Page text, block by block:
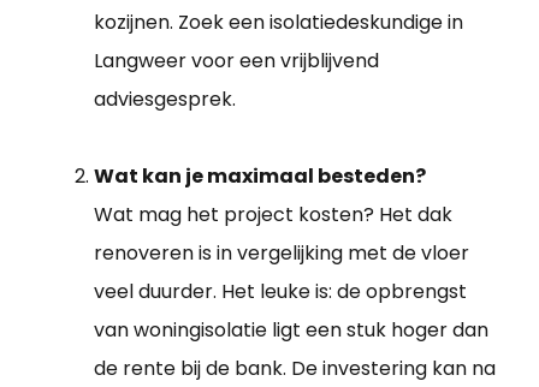
kozijnen. Zoek een isolatiedeskundige in
Langweer voor een vrijblijvend
adviesgesprek.
Wat kan je maximaal besteden?
Wat mag het project kosten? Het dak
renoveren is in vergelijking met de vloer
veel duurder. Het leuke is: de opbrengst
van woningisolatie ligt een stuk hoger dan
de rente bij de bank. De investering kan na